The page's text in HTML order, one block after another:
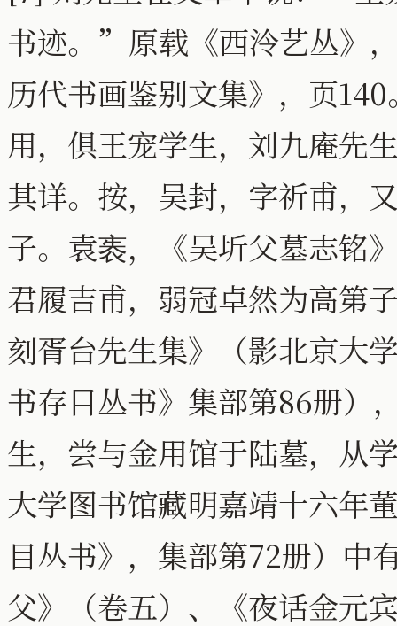
书迹。”原载《西泠艺丛》
历代书画鉴别文集》，页
用，俱王宠学生，刘九庵先
其详。按，吴封，字祈甫，
子。袁袠，《吴圻父墓志铭
君履吉甫，弱冠卓然为高第
刻胥台先生集》（影北京大
书存目丛书》集部第86册）
生，尝与金用馆于陆墓，从
大学图书馆藏明嘉靖十六年
目丛书》，集部第72册）中
父》（卷五）、《夜话金元